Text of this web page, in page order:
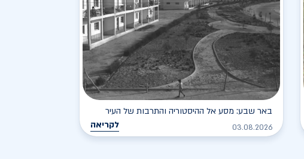
באר שבע: מסע אל ההיסטוריה והתרבות של העיר
03.08.2026 לקריאה